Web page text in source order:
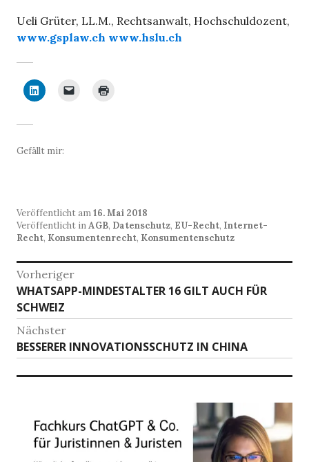
Ueli Grüter, LL.M., Rechtsanwalt, Hochschuldozent,
www.gsplaw.ch www.hslu.ch
Gefällt mir:
Veröffentlicht am16. Mai 2018
Veröffentlicht inAGB, Datenschutz, EU-Recht, Internet-
Recht, Konsumentenrecht, Konsumentenschutz
Beitragsnavigation
Vorheriger
Vorheriger
Beitrag:
WHATSAPP-MINDESTALTER 16 GILT AUCH FÜR
SCHWEIZ
Nächster
Nächster
Beitrag:
BESSERER INNOVATIONSSCHUTZ IN CHINA